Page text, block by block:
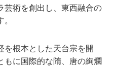
芸術を創出し、東西融合の
を根本とした天台宗を開
もに国際的な隋、唐の絢爛